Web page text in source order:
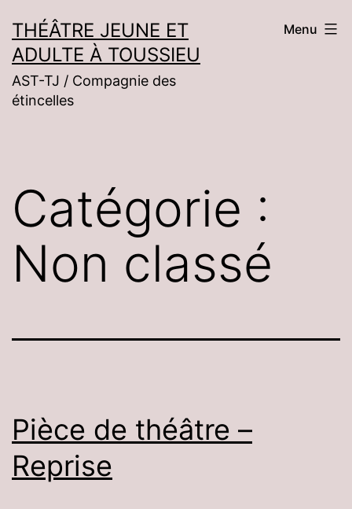
au
contenu
THÉÂTRE JEUNE ET
ADULTE À TOUSSIEU
AST-TJ / Compagnie des
étincelles
Menu
Catégorie :
Non classé
Pièce de théâtre –
Reprise